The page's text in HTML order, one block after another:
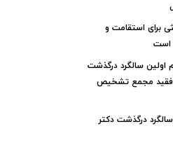
برای استقامت و
است
اولین سالگرد درگذشت
فقید مجمع تشخیص
سالگرد درگذشت دکتر